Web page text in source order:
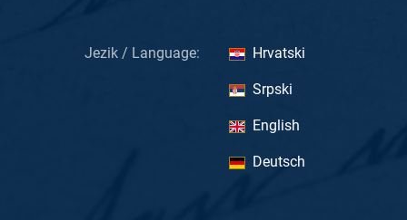
Jezik / Language: Hrvatski
Srpski
English
Deutsch